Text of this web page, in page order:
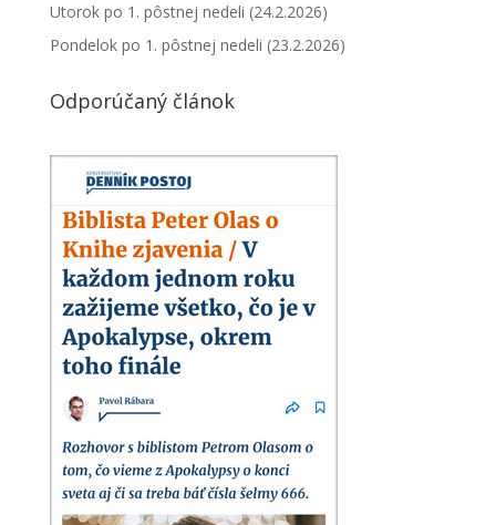
Utorok po 1. pôstnej nedeli (24.2.2026)
Pondelok po 1. pôstnej nedeli (23.2.2026)
Odporúčaný článok